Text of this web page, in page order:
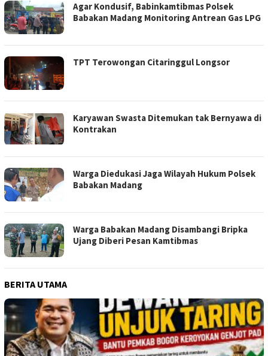
Agar Kondusif, Babinkamtibmas Polsek
Babakan Madang Monitoring Antrean Gas LPG
TPT Terowongan Citaringgul Longsor
Karyawan Swasta Ditemukan tak Bernyawa di
Kontrakan
Warga Diedukasi Jaga Wilayah Hukum Polsek
Babakan Madang
Warga Babakan Madang Disambangi Bripka
Ujang Diberi Pesan Kamtibmas
BERITA UTAMA